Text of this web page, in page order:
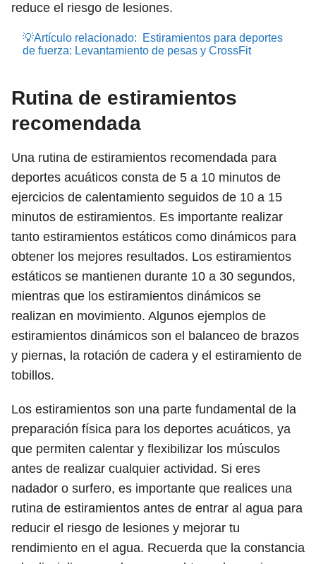
reduce el riesgo de lesiones.
💡Artículo relacionado:
Estiramientos para deportes
de fuerza: Levantamiento de pesas y CrossFit
Rutina de estiramientos
recomendada
Una rutina de estiramientos recomendada para
deportes acuáticos consta de 5 a 10 minutos de
ejercicios de calentamiento seguidos de 10 a 15
minutos de estiramientos. Es importante realizar
tanto estiramientos estáticos como dinámicos para
obtener los mejores resultados. Los estiramientos
estáticos se mantienen durante 10 a 30 segundos,
mientras que los estiramientos dinámicos se
realizan en movimiento. Algunos ejemplos de
estiramientos dinámicos son el balanceo de brazos
y piernas, la rotación de cadera y el estiramiento de
tobillos.
Los estiramientos son una parte fundamental de la
preparación física para los deportes acuáticos, ya
que permiten calentar y flexibilizar los músculos
antes de realizar cualquier actividad. Si eres
nadador o surfero, es importante que realices una
rutina de estiramientos antes de entrar al agua para
reducir el riesgo de lesiones y mejorar tu
rendimiento en el agua. Recuerda que la constancia